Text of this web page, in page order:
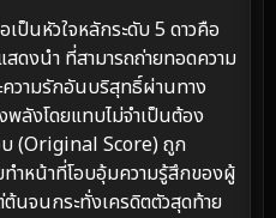
ป็นหัวใจหลักระดับ 5 ดาวคือ
ดงนำ ที่สามารถถ่ายทอดความ
ความรักอันบริสุทธิ์ผ่านทาง
พลังโดยแทบไม่จำเป็นต้อง
(Original Score) ถูก
หน้าที่โอบอุ้มความรู้สึกของผู้
นจนกระทั่งเครดิตตัวสุดท้าย